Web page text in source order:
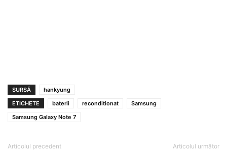
SURSĂ
hankyung
ETICHETE
baterii reconditionat
Samsung
Samsung Galaxy Note 7
Articolul precedent Articolul următor